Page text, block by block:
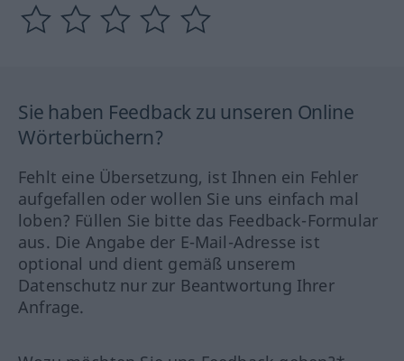
Sie haben Feedback zu unseren Online
Wörterbüchern?
Fehlt eine Übersetzung, ist Ihnen ein Fehler
aufgefallen oder wollen Sie uns einfach mal
loben? Füllen Sie bitte das Feedback-Formular
aus. Die Angabe der E-Mail-Adresse ist
optional und dient gemäß unserem
Datenschutz nur zur Beantwortung Ihrer
Anfrage.